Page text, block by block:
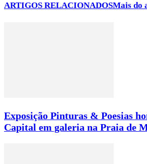
ARTIGOS RELACIONADOSMais do
Exposição Pinturas & Poesias
Capital em galeria na Praia de